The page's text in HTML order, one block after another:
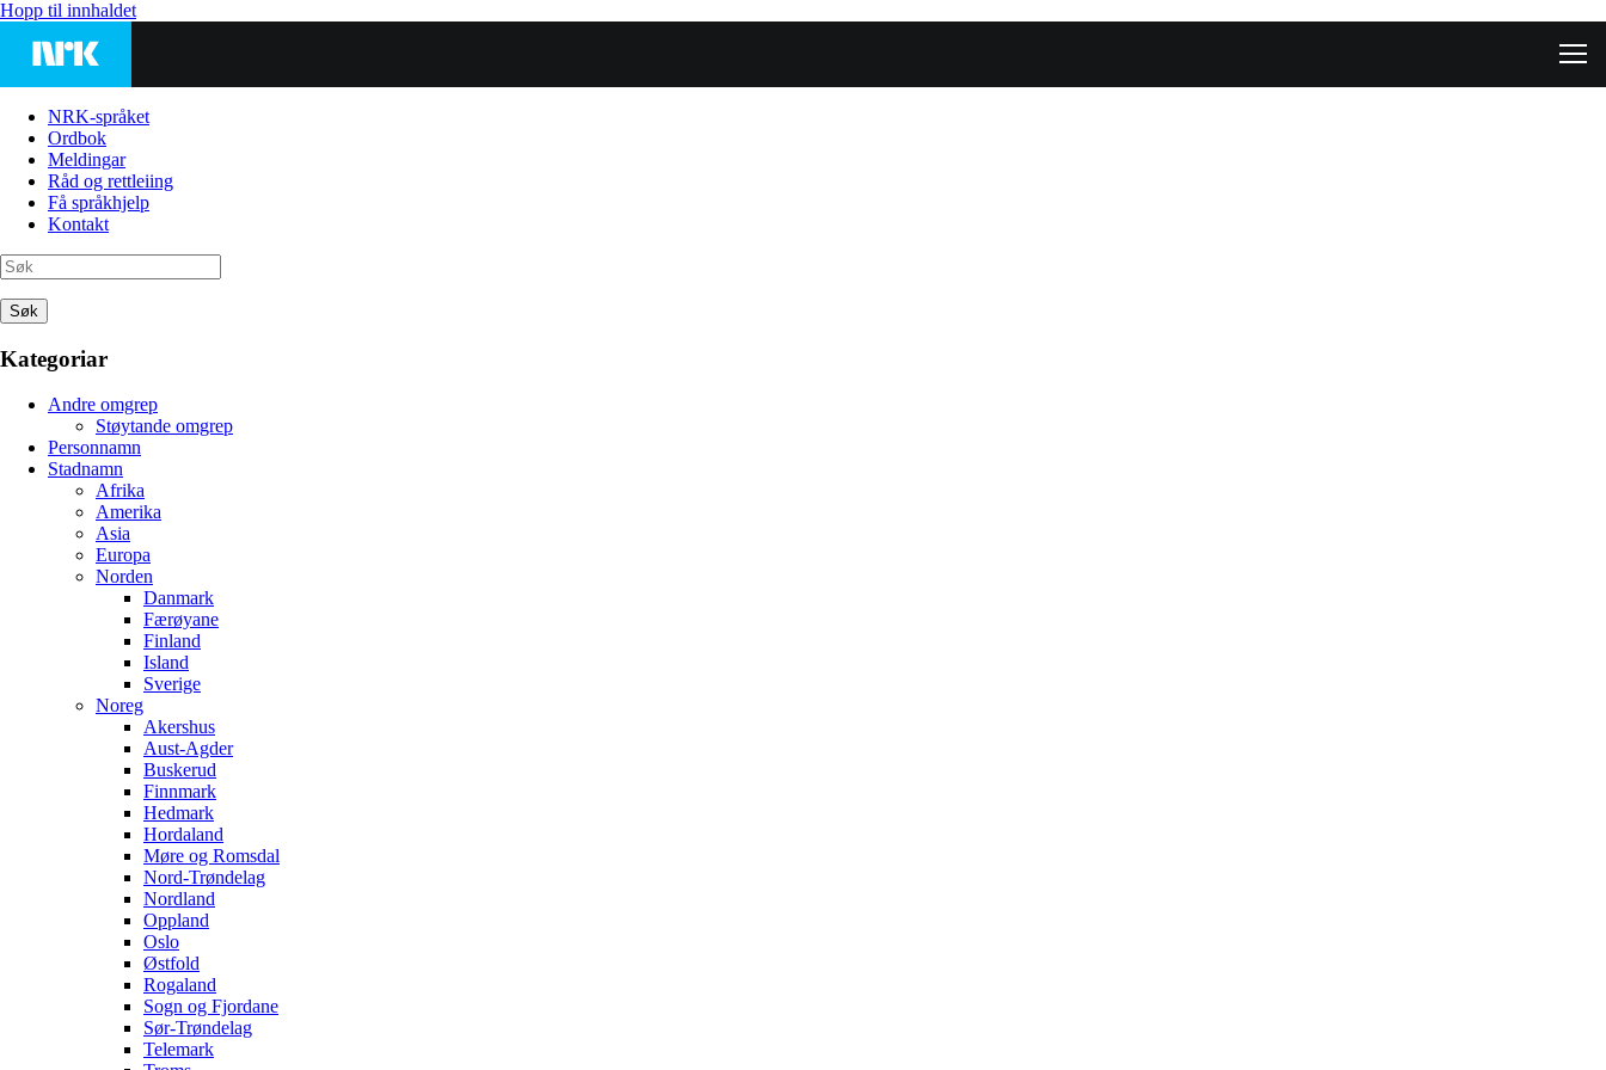
Hopp til innhaldet
NRK-språket
Ordbok
Meldingar
Råd og rettleiing
Få språkhjelp
Kontakt
Søk
Kategoriar
Andre omgrep
Støytande omgrep
Personnamn
Stadnamn
Afrika
Amerika
Asia
Europa
Norden
Danmark
Færøyane
Finland
Island
Sverige
Noreg
Akershus
Aust-Agder
Buskerud
Finnmark
Hedmark
Hordaland
Møre og Romsdal
Nord-Trøndelag
Nordland
Oppland
Oslo
Østfold
Rogaland
Sogn og Fjordane
Sør-Trøndelag
Telemark